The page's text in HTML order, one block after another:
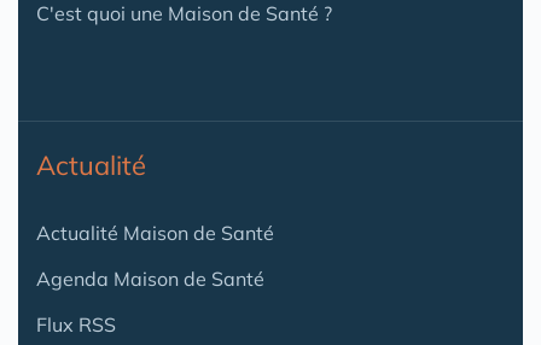
C'est quoi une Maison de Santé ?
Actualité
Actualité Maison de Santé
Agenda Maison de Santé
Flux RSS